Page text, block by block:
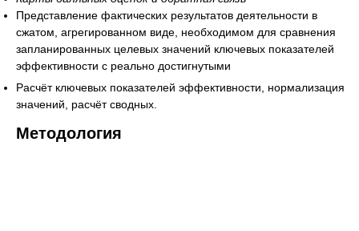
Представление фактических результатов деятельности в
сжатом, агрегированном виде, необходимом для сравнения
запланированных целевых значений ключевых показателей
эффективности с реально достигнутыми
Расчёт ключевых показателей эффективности, нормализация
значений, расчёт сводных.
Методология